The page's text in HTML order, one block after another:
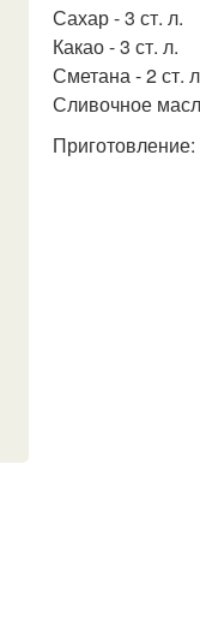
Сахар - 3 ст. л.
Какао - 3 ст. л.
Сметана - 2 ст.
Сливочное
Приготовление: